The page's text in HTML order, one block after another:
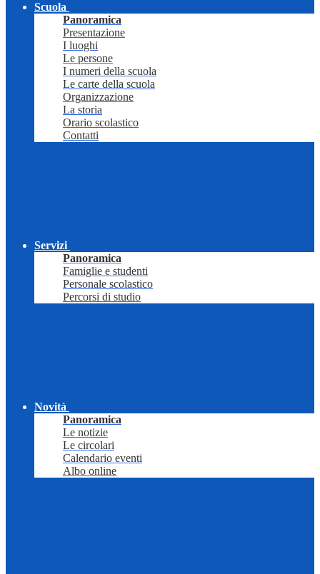
Scuola
Panoramica
Presentazione
I luoghi
Le persone
I numeri della scuola
Le carte della scuola
Organizzazione
La storia
Orario scolastico
Contatti
Servizi
Panoramica
Famiglie e studenti
Personale scolastico
Percorsi di studio
Novità
Panoramica
Le notizie
Le circolari
Calendario eventi
Albo online